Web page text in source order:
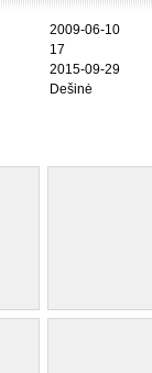
2009-06-10
17
2015-09-29
Dešinė